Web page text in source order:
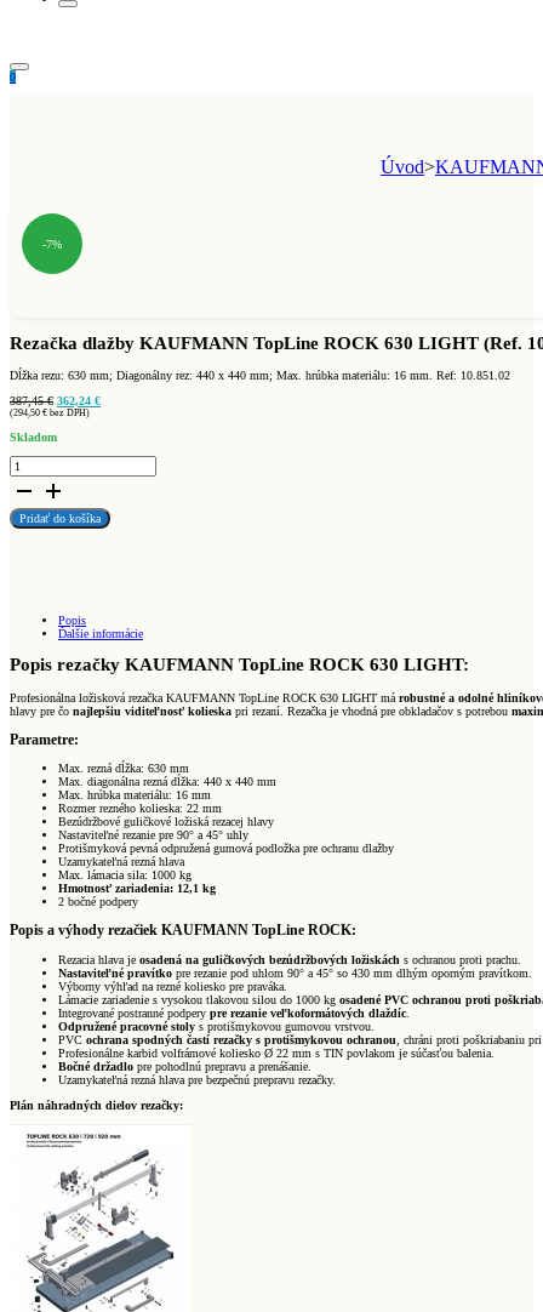
0
Úvod>
-7%
Rezačka dlažby KAUFMANN TopLine ROCK 630 LIGHT (Ref.
Dĺžka rezu: 630 mm; Diagonálny rez: 440 x 440 mm; Max. hrúbka materiálu: 16 mm. Ref: 10.851.02
387,45€ Pôvodná
cena
387,45 €.
362,24 €Aktuálna
(294,50 € bez DPH)
Skladom
množstvo
Rezačka
dlažby
KAUFMANN
TopLine
ROCK
Pridať do košíka
Popis
Ďalšie informácie
Popis rezačky KAUFMANN TopLine ROCK 630 LIGHT:
Profesionálna ložisková rezačka KAUFMANN TopLine ROCK 630 LIGHT má robustné a odolné
hlavy pre čo najlepšiu viditeľnosť kolieska pri rezaní. Rezačka je vhodná pre obkladačov s potrebou
Parametre:
Max. rezná dĺžka: 630 mm
Max. diagonálna rezná dĺžka: 440 x 440 mm
Max. hrúbka materiálu: 16 mm
Rozmer rezného kolieska: 22 mm
Bezúdržbové guličkové ložiská rezacej hlavy
Nastaviteľné rezanie pre 90° a 45° uhly
Protišmyková pevná odpružená gumová podložka pre ochranu dlažby
Uzamykateľná rezná hlava
Max. lámacia sila: 1000 kg
Hmotnosť zariadenia: 12,1 kg
2 bočné podpery
Popis a výhody rezačiek KAUFMANN TopLine ROCK:
Rezacia hlava je osadená na guličkových bezúdržbových ložiskách s ochranou proti prachu.
Nastaviteľné pravítko pre rezanie pod uhlom 90° a 45° so 430 mm dlhým oporným pravítkom.
Výborny výhľad na rezné koliesko pre praváka.
Lámacie zariadenie s vysokou tlakovou silou do 1000 kg osadené PVC ochranou proti
Integrované postranné podpery pre rezanie veľkoformátových dlaždíc
Odpružené pracovné stoly s protišmykovou gumovou vrstvou.
PVC ochrana spodných častí rezačky s protišmykovou ochranou , chráni proti poškriabaniu
Profesionálne karbid volfrámové koliesko Ø 22 mm s TIN povlakom je súčasťou balenia.
Bočné držadlo pre pohodlnú prepravu a prenášanie.
Uzamykateľná rezná hlava pre bezpečnú prepravu rezačky.
Plán náhradných dielov rezačky: